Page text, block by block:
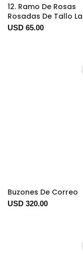
12. Ramo De Rosas
Rosadas De Tallo
USD 65.00
Buzones De Correo
USD 320.00